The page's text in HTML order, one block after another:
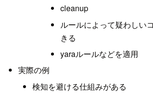
cleanup
ルールによって疑わしい
きる
yaraルールなどを適用
実際の例
検知を避ける仕組みがある